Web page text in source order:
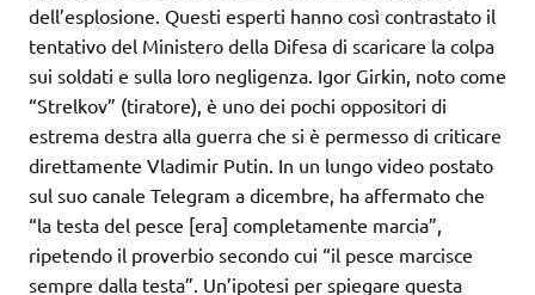
dell’esplosione. Questi esperti hanno così contrastato il
tentativo del Ministero della Difesa di scaricare la colpa
sui soldati e sulla loro negligenza. Igor Girkin, noto come
“Strelkov” (tiratore), è uno dei pochi oppositori di
estrema destra alla guerra che si è permesso di criticare
direttamente Vladimir Putin. In un lungo video postato
sul suo canale Telegram a dicembre, ha affermato che
“la testa del pesce [era] completamente marcia”,
ripetendo il proverbio secondo cui “il pesce marcisce
sempre dalla testa”. Un’ipotesi per spiegare questa